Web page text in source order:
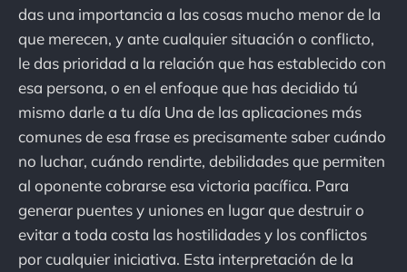
das una importancia a las cosas mucho menor de la
que merecen, y ante cualquier situación o conflicto,
le das prioridad a la relación que has establecido con
esa persona, o en el enfoque que has decidido tú
mismo darle a tu día Una de las aplicaciones más
comunes de esa frase es precisamente saber cuándo
no luchar, cuándo rendirte, debilidades que permiten
al oponente cobrarse esa victoria pacífica. Para
generar puentes y uniones en lugar que destruir o
evitar a toda costa las hostilidades y los conflictos
por cualquier iniciativa. Esta interpretación de la